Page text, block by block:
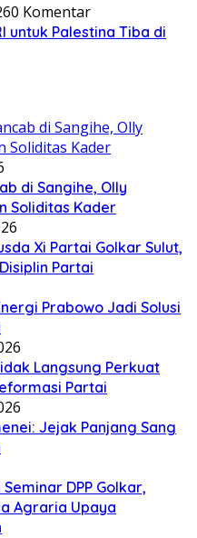
0 Komentar
untuk Palestina Tiba di
di Sangihe, Olly
Soliditas Kader
Xi Partai Golkar Sulut,
Partai
Prabowo Jadi Solusi
Langsung Perkuat
Partai
Jejak Panjang Sang
DPP Golkar,
Agraria Upaya